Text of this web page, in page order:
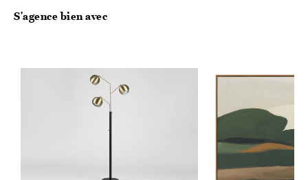
S'agence bien avec